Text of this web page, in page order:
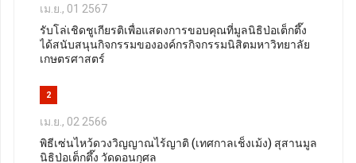
เม.ย., 01 2567
รับโล่เชิดชูเกียรติเพื่อแสดงการขอบคุณที่มูลนิธิป่อเต็กตึ๊ง
ได้สนับสนุนกิจกรรมขององค์กรกิจกรรมนิสิตมหาวิทยาลัย
เกษตรศาสตร์
2
เม.ย., 02 2566
พิธีเซ่นไหว้ดวงวิญญาณไร้ญาติ (เทศกาลเช็งเม้ง) สุสานมูล
นิธิป่อเต็กตึ๊ง วัดดอนกุศล